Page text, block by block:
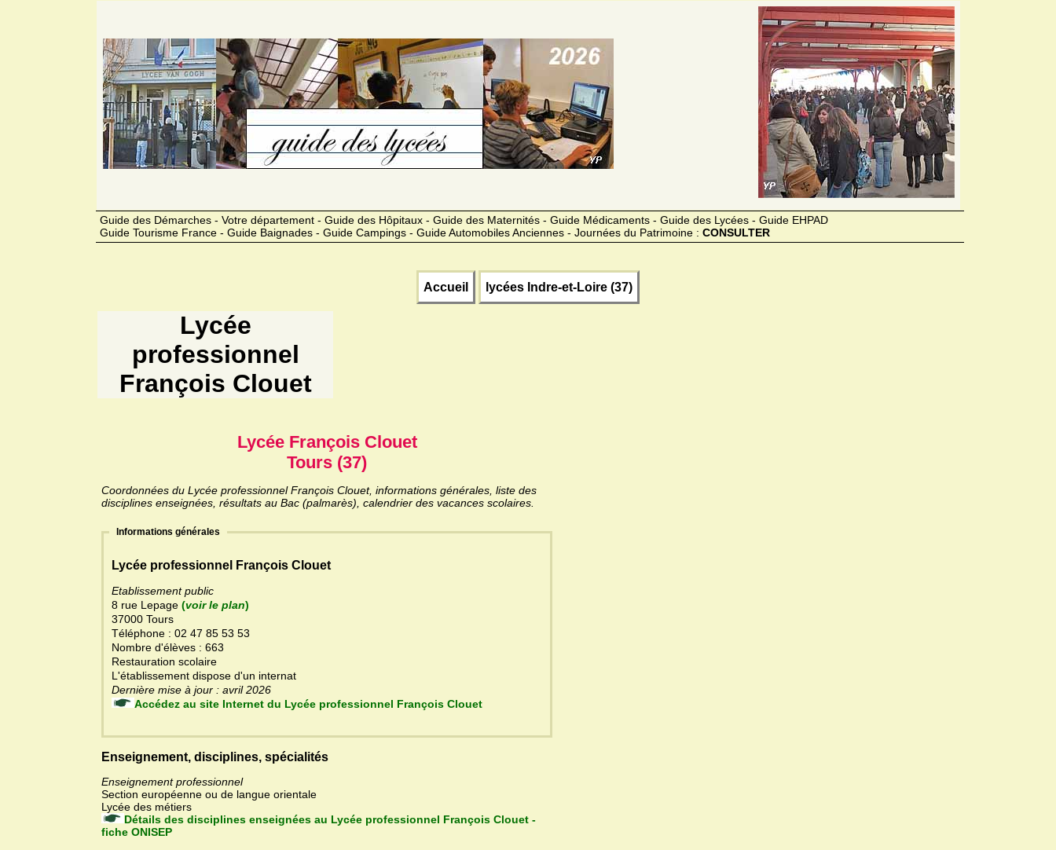
Guide des Démarches - Votre département - Guide des Hôpitaux - Guide des Maternités - Guide Médicaments - Guide des Lycées - Guide EHPAD
Guide Tourisme France - Guide Baignades - Guide Campings - Guide Automobiles Anciennes - Journées du Patrimoine : CONSULTER
Accueil lycées Indre-et-Loire (37)
Lycée
professionnel
François Clouet
Lycée François Clouet
Tours (37)
Coordonnées du Lycée professionnel François Clouet, informations générales, liste des
disciplines enseignées, résultats au Bac (palmarès), calendrier des vacances scolaires.
Informations générales
Lycée professionnel François Clouet
Etablissement public
8 rue Lepage (voir le plan)
37000 Tours
Téléphone : 02 47 85 53 53
Nombre d'élèves : 663
Restauration scolaire
L'établissement dispose d'un internat
Dernière mise à jour : avril 2026
Accédez au site Internet du Lycée professionnel François Clouet
Enseignement, disciplines, spécialités
Enseignement professionnel
Section européenne ou de langue orientale
Lycée des métiers
Détails des disciplines enseignées au Lycée professionnel François Clouet -
fiche ONISEP